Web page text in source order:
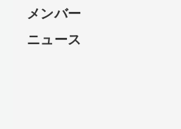
メンバー
ニュース